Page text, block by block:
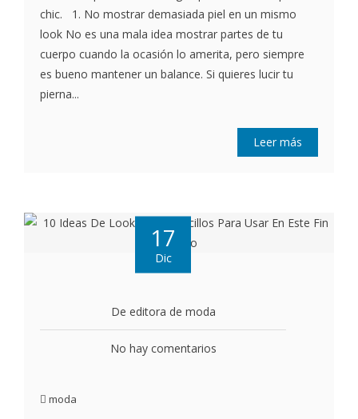
chic. 1. No mostrar demasiada piel en un mismo
look No es una mala idea mostrar partes de tu
cuerpo cuando la ocasión lo amerita, pero siempre
es bueno mantener un balance. Si quieres lucir tu
pierna...
Leer más
17
Dic
De editora de moda
No hay comentarios
moda